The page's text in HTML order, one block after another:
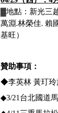
▓地點：新光三
萬淵.林榮佳. 賴
基旺）
贊助事項：
◆李英林 黃玎玲
◆3/21 台北國道馬